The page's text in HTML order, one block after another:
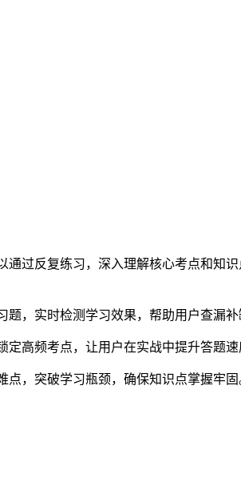
过反复练习，深入理解核心考点和知
，实时检测学习效果，帮助用户查漏补
高频考点，让用户在实战中提升答题
，突破学习瓶颈，确保知识点掌握牢固